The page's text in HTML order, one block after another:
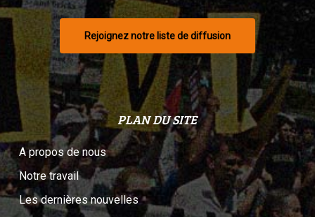
Rejoignez notre liste de diffusion
PLAN DU SITE
A propos de nous
Notre travail
Les dernières nouvelles